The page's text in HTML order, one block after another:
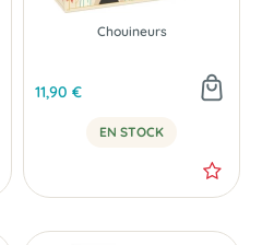
Chouineurs
11,90 €
EN STOCK